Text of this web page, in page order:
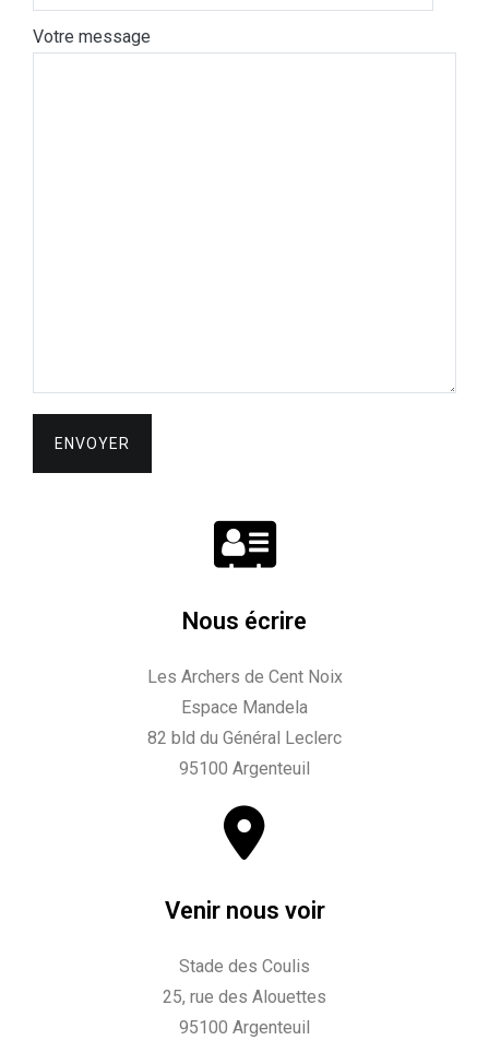
Votre message
Nous écrire
Les Archers de Cent Noix
Espace Mandela
82 bld du Général Leclerc
95100 Argenteuil
Venir nous voir
Stade des Coulis
25, rue des Alouettes
95100 Argenteuil